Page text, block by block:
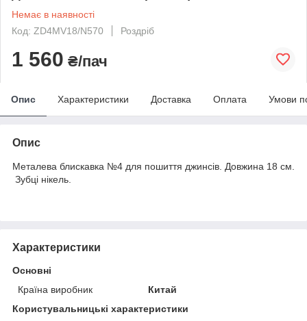
Немає в наявності
Код: ZD4MV18/N570
Роздріб
1 560 ₴/пач
Опис Характеристики Доставка Оплата Умови
Опис
Металева блискавка №4 для пошиття джинсів. Довжина 18 см.
Зубці нікель.
Характеристики
Основні
Країна виробник
Китай
Користувальницькі характеристики